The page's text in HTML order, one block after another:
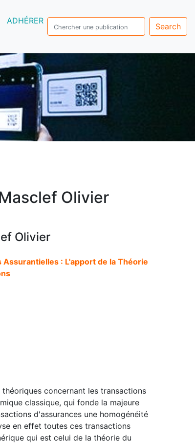
ADHÉRER
Search
Olivier
Olivier
: L'apport de la Théorie
concernant les transactions
classique, qui fonde la majeure
d'assurances une homogénéité
en effet toutes ces transactions
qui est celui de la théorie du